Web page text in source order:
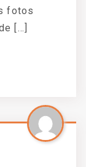
fotos
[…]